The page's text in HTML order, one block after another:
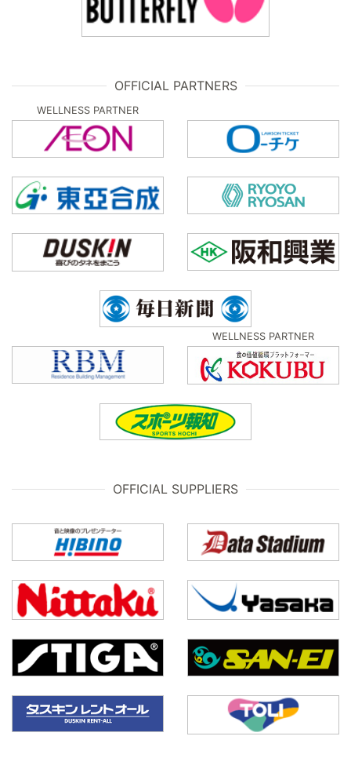
OFFICIAL PARTNERS
WELLNESS PARTNER
WELLNESS PARTNER
OFFICIAL SUPPLIERS